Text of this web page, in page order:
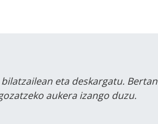
eta deskargatu. Bertan
aukera izango duzu.